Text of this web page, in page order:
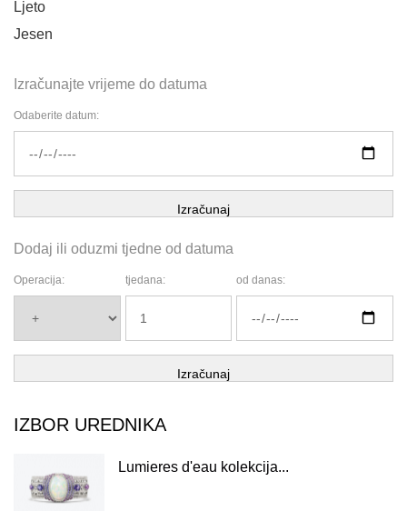
Ljeto
Jesen
Izračunajte vrijeme do datuma
Odaberite datum:
Izračunaj
Dodaj ili oduzmi tjedne od datuma
Operacija: tjedana: od danas:
Izračunaj
IZBOR UREDNIKA
Lumieres d'eau kolekcija...